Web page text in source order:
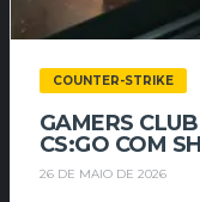
COUNTER-STRIKE
GAMERS
CS:GO COM
26 DE MAIO DE 2026